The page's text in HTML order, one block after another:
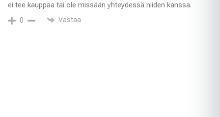
ei tee kauppaa tai ole missään yhteydessä niiden kanssa.
0 Vastaa